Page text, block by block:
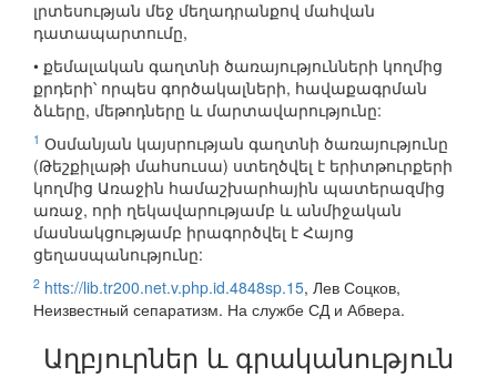
լրտեսության մեջ մեղադրանքով մահվան
դատապարտումը,
• քեմալական գաղտնի ծառայությունների կողմից
քրդերի՝ որպես գործակալների, հավաքագրման
ձևերը, մեթոդները և մարտավարությունը:
1 Օսմանյան կայսրության գաղտնի ծառայությունը
(Թեշքիլաթի մահսուսա) ստեղծվել է երիտթուրքերի
կողմից Առաջին համաշխարհային պատերազմից
առաջ, որի ղեկավարությամբ և անմիջական
մասնակցությամբ իրագործվել է Հայոց
ցեղասպանությունը:
2 htts://lib.tr200.net.v.php.id.4848sp.15, Лев Соцков,
Неизвестный сепаратизм. На службе СД и Абвера.
Աղբյուրներ և գրականություն